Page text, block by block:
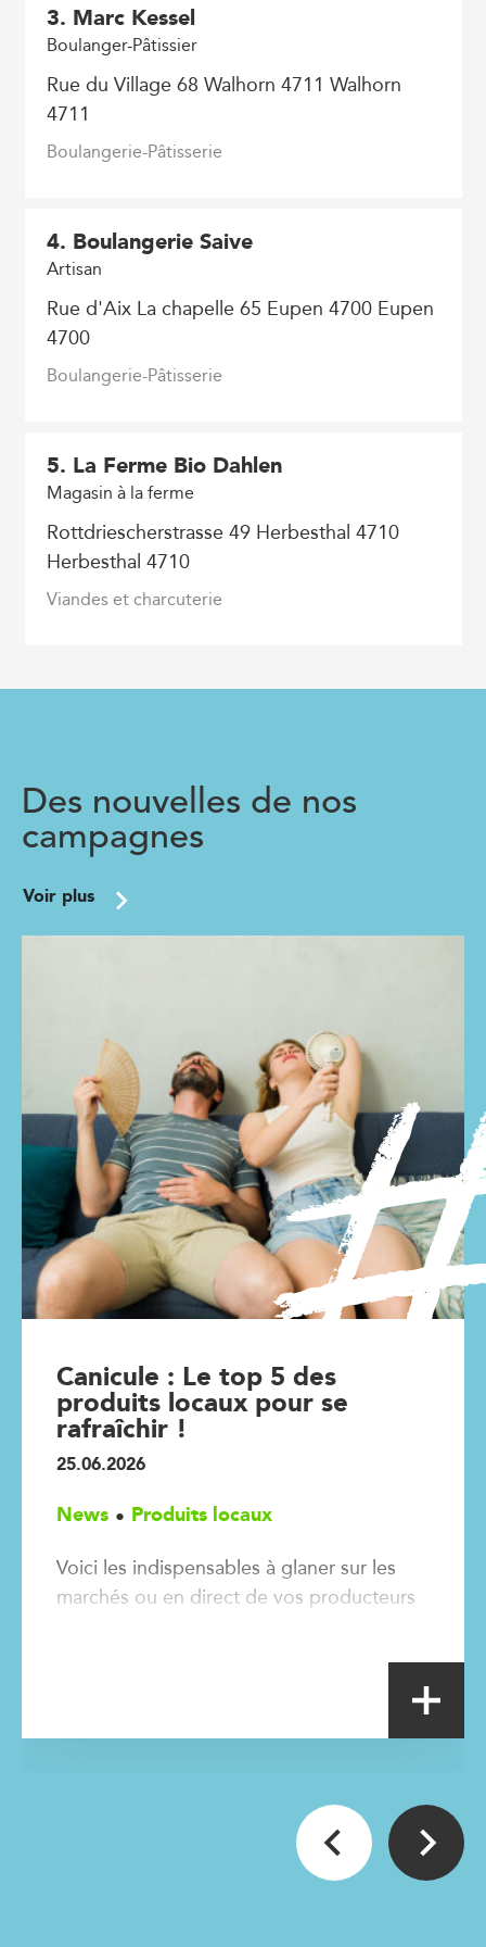
4. Boulangerie Saive
Artisan
Rue d'Aix La chapelle 65 Eupen 4700 Eupen
4700
Boulangerie-Pâtisserie
5. La Ferme Bio Dahlen
Magasin à la ferme
Rottdriescherstrasse 49 Herbesthal 4710
Herbesthal 4710
Viandes et charcuterie
3. Marc Kessel
Boulanger-Pâtissier
Rue du Village 68 Walhorn 4711 Walhorn
4711
Boulangerie-Pâtisserie
Des nouvelles de nos
campagnes
Voir plus
Canicule : Le top 5 des
produits locaux pour se
rafraîchir !
25.06.2026
News Produits locaux
Voici les indispensables à glaner sur les
marchés ou en direct de vos producteurs